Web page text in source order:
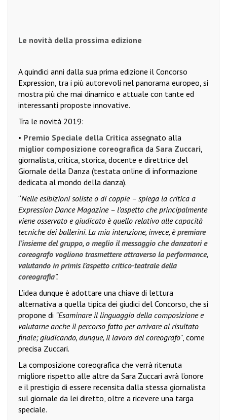
Le novità della prossima edizione
A quindici anni dalla sua prima edizione il Concorso
Expression, tra i più autorevoli nel panorama europeo, si
mostra più che mai dinamico e attuale con tante ed
interessanti proposte innovative.
Tra le novità 2019:
• Premio Speciale della Critica assegnato alla
miglior composizione coreografica da Sara Zuccari,
giornalista, critica, storica, docente e direttrice del
Giornale della Danza (testata online di informazione
dedicata al mondo della danza).
“Nelle esibizioni soliste o di coppie – spiega la critica a
Expression Dance Magazine – l’aspetto che principalmente
viene osservato e giudicato è quello relativo alle capacità
tecniche dei ballerini. La mia intenzione, invece, èpremiare
l’insieme del gruppo, o meglio il messaggio che danzatori e
coreografo vogliono trasmettere attraverso la performance,
valutando in primis l’aspetto critico-teatrale della
coreografia”.
L’idea dunque è adottare una chiave di lettura
alternativa a quella tipica dei giudici del Concorso, che si
propone di “Esaminare il linguaggio della composizione e
valutarne anche il percorso fatto per arrivare al risultato
finale; giudicando, dunque, il lavoro del coreografo”, come
precisa Zuccari.
La composizione coreografica che verrà ritenuta
migliore rispetto alle altre da Sara Zuccari avrà l’onore
e il prestigio di essere recensita dalla stessa giornalista
sul giornale da lei diretto, oltre a ricevere una targa
speciale.